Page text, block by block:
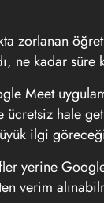
zorlanan
ne kadar süre
Meet
ücretsiz hale
ilgi
yerine
verim